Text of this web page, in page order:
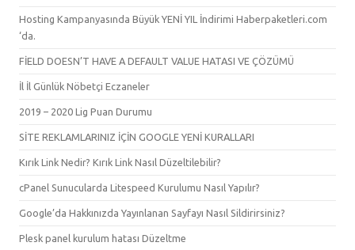
Hosting Kampanyasında Büyük YENİ YIL İndirimi Haberpaketleri.com
‘da.
FİELD DOESN’T HAVE A DEFAULT VALUE HATASI VE ÇÖZÜMÜ
İl İl Günlük Nöbetçi Eczaneler
2019 – 2020 Lig Puan Durumu
SİTE REKLAMLARINIZ İÇİN GOOGLE YENİ KURALLARI
Kırık Link Nedir? Kırık Link Nasıl Düzeltilebilir?
cPanel Sunucularda Litespeed Kurulumu Nasıl Yapılır?
Google’da Hakkınızda Yayınlanan Sayfayı Nasıl Sildirirsiniz?
Plesk panel kurulum hatası Düzeltme